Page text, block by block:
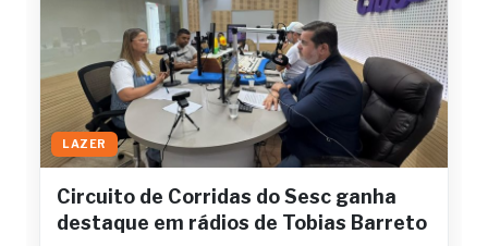
LAZER
Circuito de Corridas do Sesc ganha
destaque em rádios de Tobias Barreto